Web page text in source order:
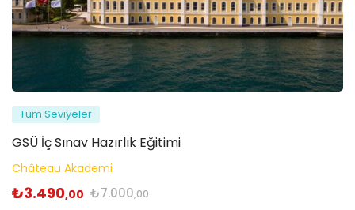
Tüm Seviyeler
GSÜ İç Sınav Hazırlık Eğitimi
Château Akademi
₺3.490,00 ₺7.000,00